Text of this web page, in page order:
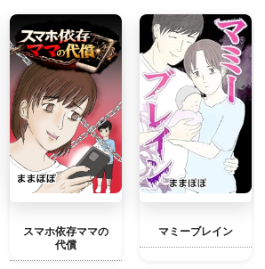
スマホ依存ママの
代償
マミーブレイン